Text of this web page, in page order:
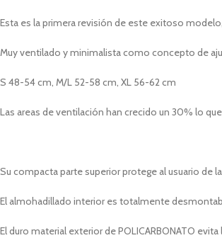
Esta es la primera revisión de este exitoso
Muy ventilado y minimalista como concepto de
S 48-54 cm, M/L 52-58 cm, XL 56-62 cm
Las areas de ventilación han crecido un 30% lo
Su compacta parte superior protege al usuario de
El almohadillado interior es totalmente
El duro material exterior de POLICARBONATO